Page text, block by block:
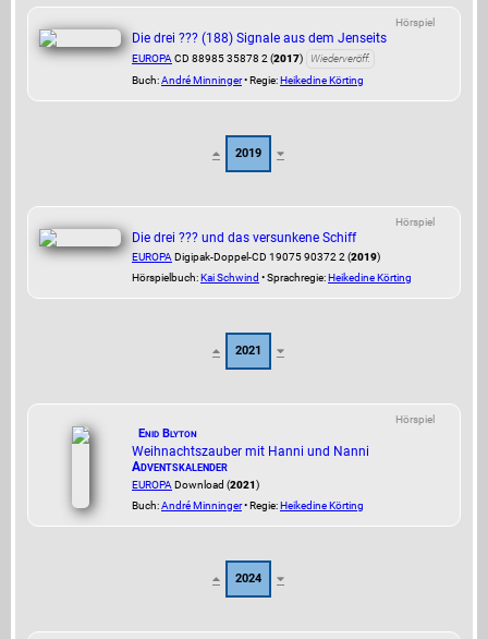
Hörspiel
Die drei ??? (188) Signale aus dem Jenseits
EUROPA CD 88985 35878 2 (2017)
Wiederveröff.
Buch:André Minninger• Regie:Heikedine Körting
2019
Hörspiel
Die drei ??? und das versunkene Schiff
EUROPA Digipak-Doppel-CD 19075 90372 2 (2019)
Hörspielbuch:Kai Schwind • Sprachregie:Heikedine Körting
2021
Hörspiel
Enid Blyton
Weihnachtszauber mit Hanni und Nanni
Adventskalender
EUROPA Download (2021)
Buch:André Minninger• Regie:Heikedine Körting
2024